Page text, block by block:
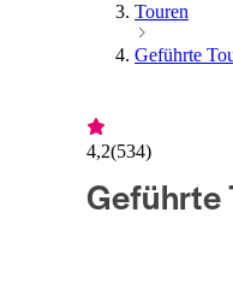
Touren
Geführte
4,2(534)
Geführte